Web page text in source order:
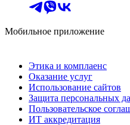
Мобильное приложение
Этика и комплаенс
Оказание услуг
Использование сайтов
Защита персональных
Пользовательское
ИТ аккредитация